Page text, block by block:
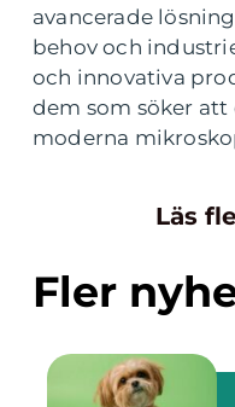
avancerade
behov och
och innovativa
dem som söker att
moderna
Läs
Fler